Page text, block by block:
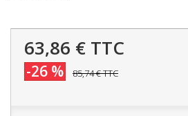
63,86 € TTC
-26 % 85,74 €TTC